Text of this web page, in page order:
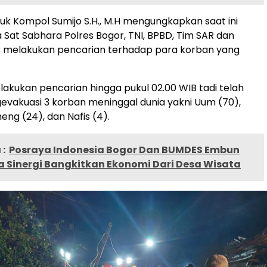
Kompol Sumijo S.H., M.H mengungkapkan saat ini
Sabhara Polres Bogor, TNI, BPBD, Tim SAR dan
melakukan pencarian terhadap para korban yang
pencarian hingga pukul 02.00 WIB tadi telah
3 korban meninggal dunia yakni Uum (70),
(24), dan Nafis (4).
: Posraya Indonesia Bogor Dan BUMDES Embun
Sinergi Bangkitkan Ekonomi Dari Desa Wisata